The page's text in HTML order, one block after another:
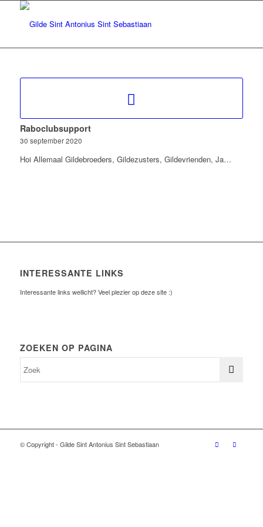
Raboclubsupport
30 september 2020
Hoi Allemaal Gildebroeders, Gildezusters, Gildevrienden, Ja…
INTERESSANTE LINKS
Interessante links wellicht? Veel plezier op deze site :)
ZOEKEN OP PAGINA
© Copyright - Gilde Sint Antonius Sint Sebastiaan